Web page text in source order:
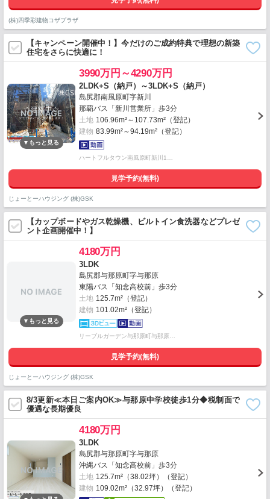
(株)四季彩建物コザプラザ
【キャンペーン開催中！】今だけのご成約特典で理想の新築
住宅をさらに快適に！
3990万円～4290万円
2LDK+S（納戸）～3LDK+S（納戸）
島尻郡南風原町字新川
那覇バス「新川営業所」歩3分
土地 106.96m²～107.73m²（登記）
建物 83.99m²～94.19m²（登記）
ハートフルタウン南風原町新川1…
見学予約(無料)
じょーとーハウジング (株)GSK
【カップボードやガス乾燥機、ビルトイン食洗器などプレゼ
ント企画開催中！】
4180万円
3LDK
島尻郡与那原町字与那原
東陽バス「知念高校前」歩3分
土地 125.7m²（登記）
建物 101.02m²（登記）
リーブルガーデン与那原町与那原…
見学予約(無料)
じょーとーハウジング (株)GSK
8/3更新≪本日ご案内OK≫与那原中学校徒歩1分◆税制面で
優遇な長期優良
4180万円
3LDK
島尻郡与那原町字与那原
沖縄バス「知念高校前」歩3分
土地 125.7m²（38.02坪）（登記）
建物 109.02m²（32.97坪）（登記）